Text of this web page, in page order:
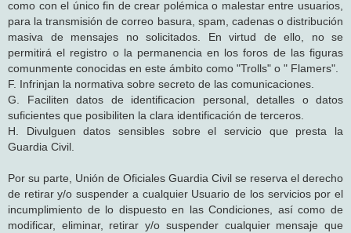
como con el único fin de crear polémica o malestar entre usuarios,
para la transmisión de correo basura, spam, cadenas o distribución
masiva de mensajes no solicitados. En virtud de ello, no se
permitirá el registro o la permanencia en los foros de las figuras
comunmente conocidas en este ámbito como "Trolls" o " Flamers".
F. Infrinjan la normativa sobre secreto de las comunicaciones.
G. Faciliten datos de identificacion personal, detalles o datos
suficientes que posibiliten la clara identificación de terceros.
H. Divulguen datos sensibles sobre el servicio que presta la
Guardia Civil.
Por su parte, Unión de Oficiales Guardia Civil se reserva el derecho
de retirar y/o suspender a cualquier Usuario de los servicios por el
incumplimiento de lo dispuesto en las Condiciones, así como de
modificar, eliminar, retirar y/o suspender cualquier mensaje que